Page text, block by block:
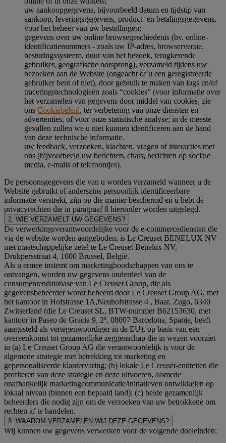
uw aankoopgegevens, bijvoorbeeld datum en tijdstip van
aankoop, leveringsgegevens, product- en betalingsgegevens,
voor het beheer van uw bestellingen;
gegevens over uw online browsegeschiedenis (bv. online-
identificatienummers - zoals uw IP-adres, browserversie,
besturingssysteem, duur van het bezoek, terugkerende
gebruiker, geografische oorsprong), verzameld tijdens uw
bezoeken aan de Website (ongeacht of u een geregistreerde
gebruiker bent of niet), door gebruik te maken van logs en/of
traceringstechnologieën zoals “cookies” (voor informatie over
het verzamelen van gegevens door middel van cookies, zie
ons Cookiebeleid, ter verbetering van onze diensten en
advertenties, of voor onze statistische analyse; in de meeste
gevallen zullen we u niet kunnen identificeren aan de hand
van deze technische informatie.
uw feedback, verzoeken, klachten, vragen of interacties met
ons (bijvoorbeeld uw berichten, chats, berichten op sociale
media, e-mails of telefoontjes).
De persoonsgegevens die van u worden verzameld wanneer u de
Website gebruikt of anderszins persoonlijk identificeerbare
informatie verstrekt, zijn op die manier beschermd en u hebt de
privacyrechten die in paragraaf 8 hieronder worden uitgelegd.
2. WIE VERZAMELT UW GEGEVENS?
De verwerkingsverantwoordelijke voor de e-commercediensten die
via de website worden aangeboden, is Le Creuset BENELUX NV
met maatschappelijke zetel te Le Creuset Benelux NV,
Drukpersstraat 4, 1000 Brussel, België.
Als u ermee instemt om marketingboodschappen van ons te
ontvangen, worden uw gegevens onderdeel van de
consumentendatabase van Le Creuset Group, die als
gegevensbeheerder wordt beheerd door Le Creuset Group AG, met
het kantoor in Hofstrasse 1A,Neuhofstrasse 4 , Baar, Zugo, 6340
Zwitserland (die Le Creuset SL, BTW-nummer B62153630, met
kantoor in Paseo de Gracia 9, 2º, 08007 Barcelona, Spanje, heeft
aangesteld als vertegenwoordiger in de EU), op basis van een
overeenkomst tot gezamenlijke zeggenschap die in wezen voorziet
in (a) Le Creuset Group AG die verantwoordelijk is voor de
algemene strategie met betrekking tot marketing en
gepersonaliseerde klantervaring; (b) lokale Le Creuset-entiteiten die
profiteren van deze strategie en deze uitvoeren, alsmede
onafhankelijk marketingcommunicatie/initiatieven ontwikkelen op
lokaal niveau (binnen een bepaald land); (c) beide gezamenlijk
beheerders die nodig zijn om de verzoeken van uw betrokkene om
rechten af te handelen.
3. WAAROM VERZAMELEN WIJ DEZE GEGEVENS?
Wij kunnen uw gegevens verwerken voor de volgende doeleinden: